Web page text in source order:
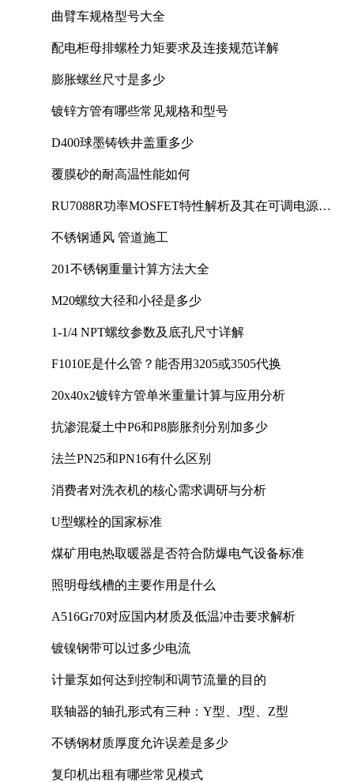
曲臂车规格型号大全
配电柜母排螺栓力矩要求及连接规范详解
膨胀螺丝尺寸是多少
镀锌方管有哪些常见规格和型号
D400球墨铸铁井盖重多少
覆膜砂的耐高温性能如何
RU7088R功率MOSFET特性解析及其在可调电源设
不锈钢通风 管道施工
201不锈钢重量计算方法大全
M20螺纹大径和小径是多少
1-1/4 NPT螺纹参数及底孔尺寸详解
F1010E是什么管？能否用3205或3505代换
20x40x2镀锌方管单米重量计算与应用分析
抗渗混凝土中P6和P8膨胀剂分别加多少
法兰PN25和PN16有什么区别
消费者对洗衣机的核心需求调研与分析
U型螺栓的国家标准
煤矿用电热取暖器是否符合防爆电气设备标准
照明母线槽的主要作用是什么
A516Gr70对应国内材质及低温冲击要求解析
镀镍钢带可以过多少电流
计量泵如何达到控制和调节流量的目的
联轴器的轴孔形式有三种：Y型、J型、Z型
不锈钢材质厚度允许误差是多少
复印机出租有哪些常见模式